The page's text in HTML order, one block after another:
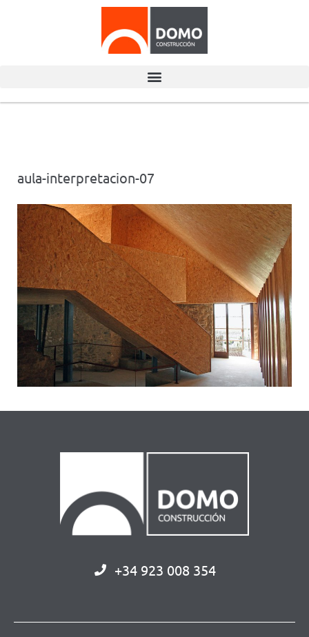
aula-interpretacion-07
+34 923 008 354